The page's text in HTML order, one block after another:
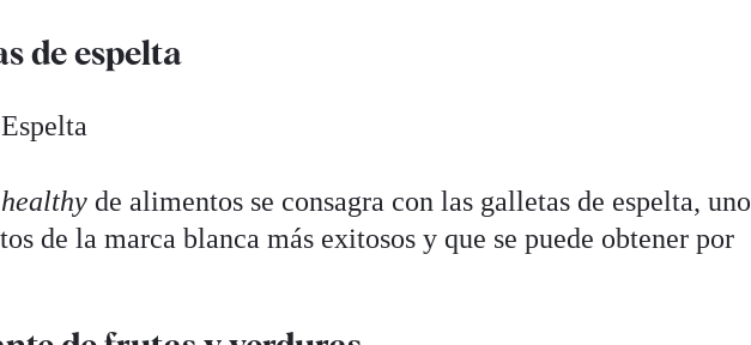
de espelta
healthy de alimentos se consagra con las galletas de espelta, uno
de la marca blanca más exitosos y que se puede obtener por